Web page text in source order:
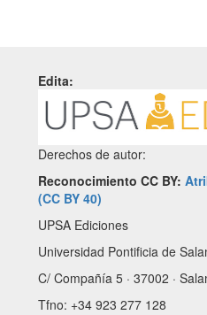
Edita:
Derechos de autor:
Reconocimiento CC BY:
(CC BY 40)
UPSA Ediciones
Universidad Pontificia de
C/ Compañía 5 · 37002 ·
Tfno: +34 923 277 128